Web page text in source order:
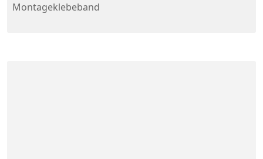
Montageklebeband